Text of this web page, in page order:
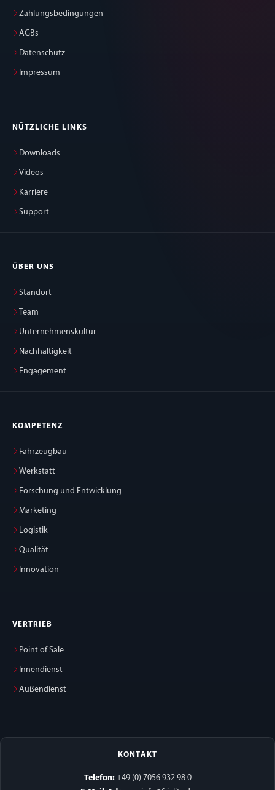
Zahlungsbedingungen
AGBs
Datenschutz
Impressum
NÜTZLICHE LINKS
Downloads
Videos
Karriere
Support
ÜBER UNS
Standort
Team
Unternehmenskultur
Nachhaltigkeit
Engagement
KOMPETENZ
Fahrzeugbau
Werkstatt
Forschung und Entwicklung
Marketing
Logistik
Qualität
Innovation
VERTRIEB
Point of Sale
Innendienst
Außendienst
KONTAKT
Telefon:+49 (0) 7056 932 98 0